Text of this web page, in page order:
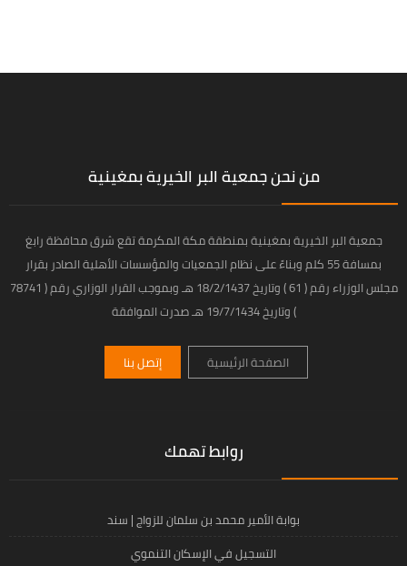
من نحن جمعية البر الخيرية بمغينية
جمعية البر الخيرية بمغينية بمنطقة مكة المكرمة تقع شرق محافظة رابغ
بمسافة 55 كلم وبناءً على نظام الجمعيات والمؤسسات الأهلية الصادر بقرار
مجلس الوزراء رقم ( 61 ) وتاريخ 18/2/1437 هـ وبموجب القرار الوزاري رقم ( 78741
) وتاريخ 19/7/1434 هـ صدرت الموافقة
الصفحة الرئيسية إتصل بنا
روابط تهمك
بوابة الأمير محمد بن سلمان للزواج | سند
التسجيل في الإسكان التنموي